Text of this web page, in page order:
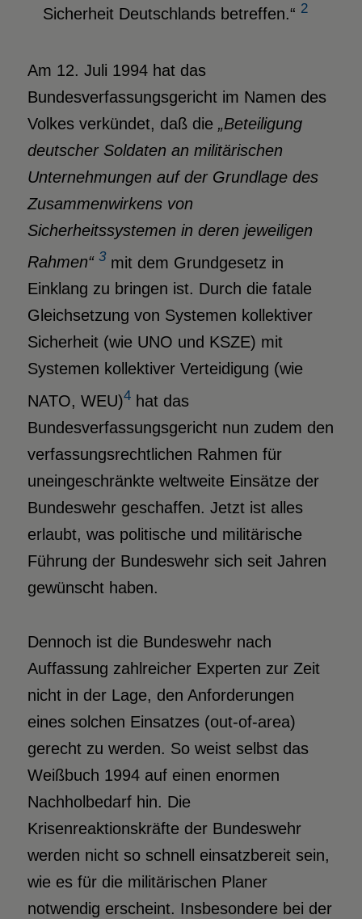
Sicherheit Deutschlands betreffen.“ 2
Am 12. Juli 1994 hat das
Bundesverfassungsgericht im Namen des
Volkes verkündet, daß die„Beteiligung
deutscher Soldaten an militärischen
Unternehmungen auf der Grundlage des
Zusammenwirkens von
Sicherheitssystemen in deren jeweiligen
Rahmen“ 3 mit dem Grundgesetz in
Einklang zu bringen ist. Durch die fatale
Gleichsetzung von Systemen kollektiver
Sicherheit (wie UNO und KSZE) mit
Systemen kollektiver Verteidigung (wie
NATO, WEU)4hat das
Bundesverfassungsgericht nun zudem den
verfassungsrechtlichen Rahmen für
uneingeschränkte weltweite Einsätze der
Bundeswehr geschaffen. Jetzt ist alles
erlaubt, was politische und militärische
Führung der Bundeswehr sich seit Jahren
gewünscht haben.
Dennoch ist die Bundeswehr nach
Auffassung zahlreicher Experten zur Zeit
nicht in der Lage, den Anforderungen
eines solchen Einsatzes (out-of-area)
gerecht zu werden. So weist selbst das
Weißbuch 1994 auf einen enormen
Nachholbedarf hin. Die
Krisenreaktionskräfte der Bundeswehr
werden nicht so schnell einsatzbereit sein,
wie es für die militärischen Planer
notwendig erscheint. Insbesondere bei der